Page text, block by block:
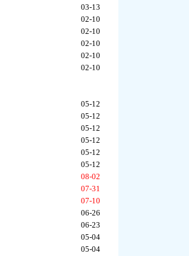
03-13
02-10
02-10
02-10
02-10
02-10
05-12
05-12
05-12
05-12
05-12
05-12
08-02
07-31
07-10
06-26
06-23
05-04
05-04